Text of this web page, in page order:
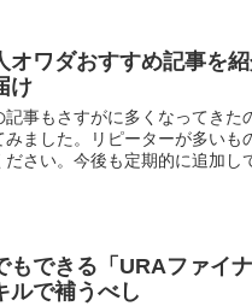
オワダおすすめ記事を
け
事もさすがに多くなってきた
みました。リピーターが多い
さい。今後も定期的に追加し
もできる「URAファイ
ルで補うべし